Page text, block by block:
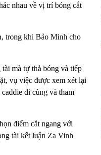
nhau về vị trí bóng cắt
trong khi Bảo Minh cho
mà tự thả bóng và tiếp
vụ việc được xem xét lại
đi cùng và tham
điểm cắt ngang với
tài kết luận Za Vinh